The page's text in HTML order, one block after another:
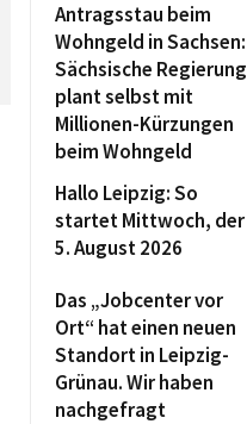
Antragsstau beim
Wohngeld in Sachsen:
Sächsische Regierung
plant selbst mit
Millionen-Kürzungen
beim Wohngeld
Hallo Leipzig: So
startet Mittwoch, der
5. August 2026
Das „Jobcenter vor
Ort“ hat einen neuen
Standort in Leipzig-
Grünau. Wir haben
nachgefragt